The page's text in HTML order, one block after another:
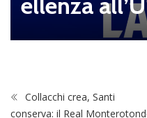
conserva: il Real Monterotondo
Scalo espugna Villalba,